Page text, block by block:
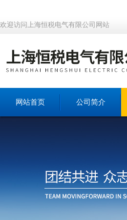
欢迎访问上海恒税电气有限公司网站
网站首页 公司简介